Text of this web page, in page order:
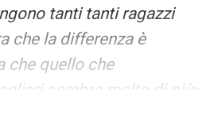
tanti tanti ragazzi
che la differenza è
che quello che
sembra molto di più